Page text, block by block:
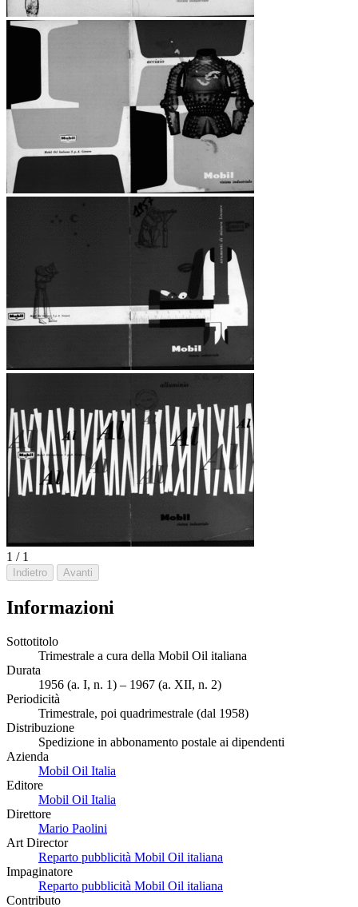
1 / 1
Indietro Avanti
Informazioni
Sottotitolo
Trimestrale a cura della Mobil Oil italiana
Durata
1956 (a. I, n. 1) – 1967 (a. XII, n. 2)
Periodicità
Trimestrale, poi quadrimestrale (dal 1958)
Distribuzione
Spedizione in abbonamento postale ai dipendenti
Azienda
Mobil Oil Italia
Editore
Mobil Oil Italia
Direttore
Mario Paolini
Art Director
Reparto pubblicità Mobil Oil italiana
Impaginatore
Reparto pubblicità Mobil Oil italiana
Contributo